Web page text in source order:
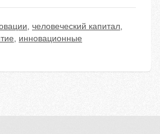
, человеческий капитал,
, инновационные